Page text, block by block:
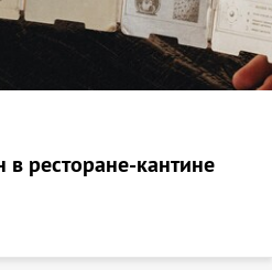
ресторане-кантине